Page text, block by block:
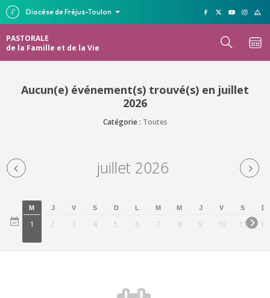
Diocèse de Fréjus-Toulon
PASTORALE
de la Famille et de la Vie
Aucun(e) événement(s) trouvé(s) en juillet
2026
Catégorie : Toutes
juillet 2026
M
1
J
2
V
3
S
4
D
5
L
6
M
7
M
8
J
9
V
10
S
11
D
12